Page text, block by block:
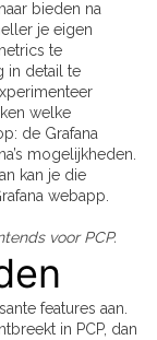
bieden na
je eigen
te
in detail te
welke
de Grafana
mogelijkheden.
kan je die
webapp.
voor PCP.
features aan.
in PCP, dan